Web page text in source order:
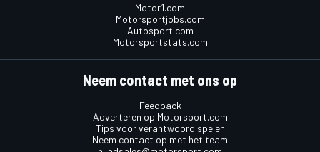
Motor1.com
Motorsportjobs.com
Autosport.com
Motorsportstats.com
Neem contact met ons op
Feedback
Adverteren op Motorsport.com
Tips voor verantwoord spelen
Neem contact op met het team